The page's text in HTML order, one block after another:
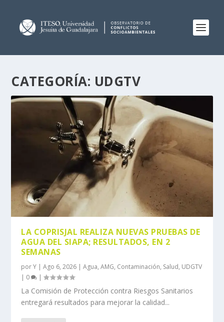
CATEGORÍA: UDGTV
LA COPRISJAL REALIZA NUEVAS PRUEBAS DE
AGUA DEL SIAPA; RESULTADOS, EN 2
SEMANAS
porY |Ago 6, 2026 |Agua,AMG, Contaminación, Salud, UDGTV
| 0 |
La Comisión de Protección contra Riesgos Sanitarios
entregará resultados para mejorar la calidad...